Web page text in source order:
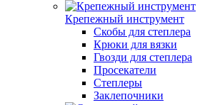
Крепежный инструмент
Скобы для степлера
Крюки для вязки
Гвозди для степлера
Просекатели
Степлеры
Заклепочники